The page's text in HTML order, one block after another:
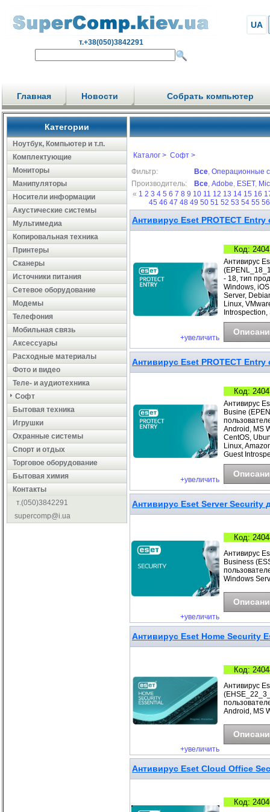
т.+38(050)3842291
UA
Главная Новости Собрать компьютер
Категории
Ноутбук, Компьютер и т.п.
Комплектующие
Мониторы
Манипуляторы
Носители информации
Акустические системы
Мультимедиа
Копировальная техника
Принтеры
Сканеры
Источники питания
Сетевое оборудование
Модемы
Телефония
Мобильная связь
Аксессуары
Расходные материалы
Фото и видео
Теле- и аудиотехника
Софт
Бытовая техника
Игрушки
Охранные системы
Cпорт и отдых
Торговое оборудование
Бытовая химия
Контакты
т.(050)3842291
supercomp@i.ua
Каталог > Софт >
Фильтр:
Все, Операционные
Производитель:
Все, Adobe, ESET,
« 1 2 3 4 5 6 7 8 9 10 11 12 13 14 15 16
45 46 47 48 49 50 51 52 53 54 55
Антивирус Eset PROTECT
+увеличить
Код:
Антивирус
- 18, тип
Windows,
Server,
Linux,
Антивирус Eset PROTECT
+увеличить
Код:
Антивирус
Busine
Android, MS
CentOS,
Linux,
Guest
Антивирус Eset Server Security
+увеличить
Код:
Антивирус
Business
Windows
Антивирус Eset Home Security
+увеличить
Код:
Антивирус
Android, MS
Антивирус Eset Cloud Office
Код: